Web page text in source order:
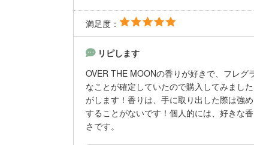
満足度：
リピします
OVER THE MOONの香りが好きで、フレ
なことが確定していたので購入してみまし
がします！香りは、手に取り出した際は強
することがないです！個人的には、好きな
さです。